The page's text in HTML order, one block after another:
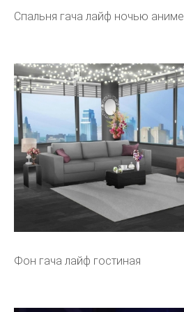
Спальня гача лайф ночью аниме
Фон гача лайф гостиная